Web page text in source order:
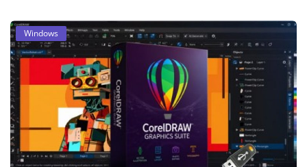
Windows